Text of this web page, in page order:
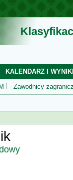
KALENDARZ I WYNIKI
Zawodnicy